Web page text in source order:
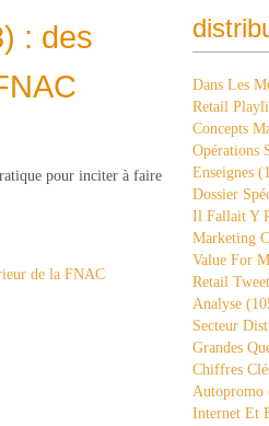
: des
pour inciter à faire
Dans Les
Retail
Concepts
Opérations
Enseignes
Dossier
Il Fallait Y
Marketing
Value For
Retail
Analyse
Secteur
Grandes
Chiffres
Autopromo
Internet Et